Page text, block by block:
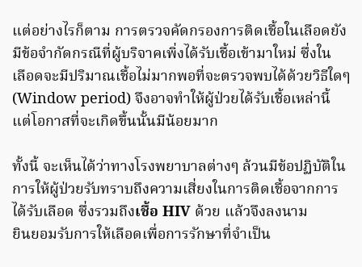
แต่อย่างไรก็ตาม การตรวจคัดกรองการติดเชื้อในเลือดยัง
มีข้อจำกัดกรณีที่ผู้บริจาคเพิ่งได้รับเชื้อเข้ามาใหม่ ซึ่งใน
เลือดจะมีปริมาณเชื้อไม่มากพอที่จะตรวจพบได้ด้วยวิธีใดๆ
(Window period) จึงอาจทำให้ผู้ป่วยได้รับเชื้อเหล่านี้
แต่โอกาสที่จะเกิดขึ้นนั้นมีน้อยมาก
ทั้งนี้ จะเห็นได้ว่าทางโรงพยาบาลต่างๆ ล้วนมีข้อปฏิบัติใน
การให้ผู้ป่วยรับทราบถึงความเสี่ยงในการติดเชื้อจากการ
ได้รับเลือด ซึ่งรวมถึงเชื้อ HIV ด้วย แล้วจึงลงนาม
ยินยอมรับการให้เลือดเพื่อการรักษาที่จำเป็น